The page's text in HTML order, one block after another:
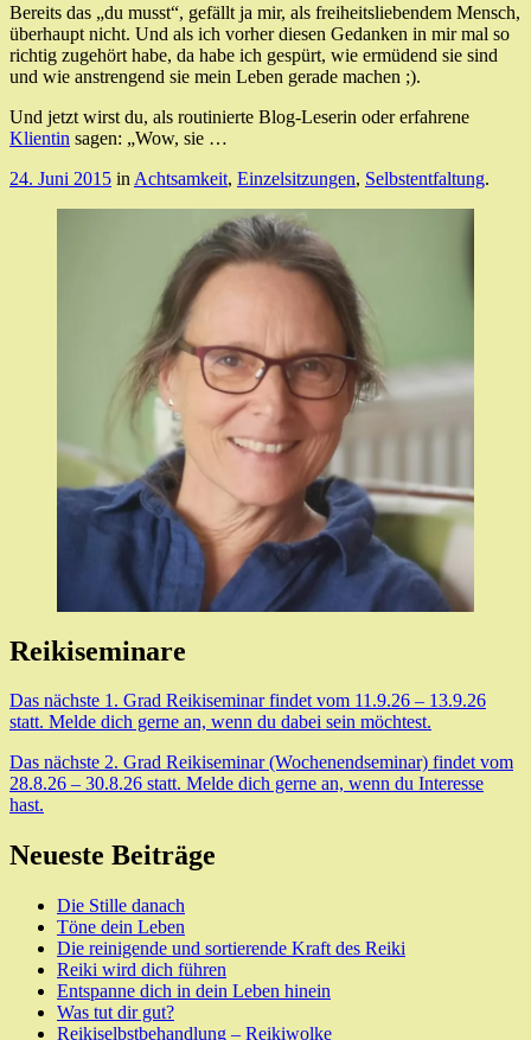
Bereits das „du musst“, gefällt ja mir, als freiheitsliebendem Mensch,
überhaupt nicht. Und als ich vorher diesen Gedanken in mir mal so
richtig zugehört habe, da habe ich gespürt, wie ermüdend sie sind
und wie anstrengend sie mein Leben gerade machen ;).
Und jetzt wirst du, als routinierte Blog-Leserin oder erfahrene
Klientin sagen: „Wow, sie …
24. Juni 2015 in Achtsamkeit, Einzelsitzungen, Selbstentfaltung.
Reikiseminare
Das nächste 1. Grad Reikiseminar findet vom 11.9.26 – 13.9.26
statt. Melde dich gerne an, wenn du dabei sein möchtest.
Das nächste 2. Grad Reikiseminar (Wochenendseminar) findet vom
28.8.26 – 30.8.26 statt. Melde dich gerne an, wenn du Interesse
hast.
Neueste Beiträge
Die Stille danach
Töne dein Leben
Die reinigende und sortierende Kraft des Reiki
Reiki wird dich führen
Entspanne dich in dein Leben hinein
Was tut dir gut?
Reikiselbstbehandlung – Reikiwolke